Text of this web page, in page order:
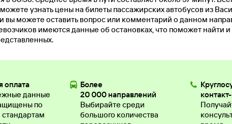
узнать цены на билеты пассажирских автобусов из
вы можете оставить вопрос или комментарий о данном
имеются данные об остановках, что поможет найти и
оплата
данные
по
Более
20 000 направлений
Выбирайте среди
большого количества